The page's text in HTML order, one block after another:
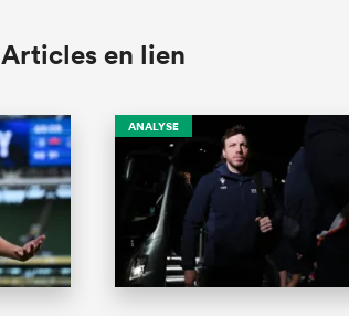
Articles en lien
ANALYSE